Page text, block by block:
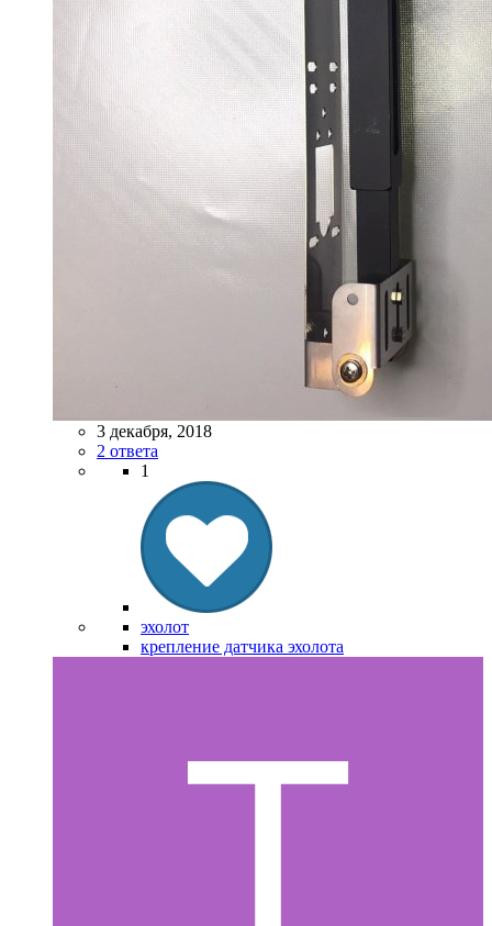
3 декабря, 2018
2 ответа
1
эхолот
крепление датчика эхолота